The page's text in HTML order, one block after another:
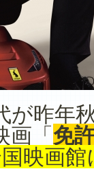
が昨年
画「 免
映画館